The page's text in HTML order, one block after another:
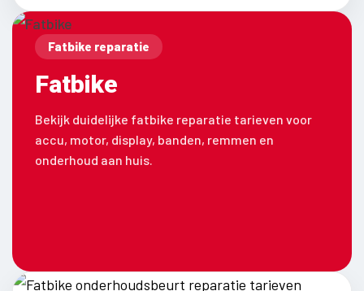
Fatbike reparatie
Fatbike
Bekijk duidelijke fatbike reparatie tarieven voor
accu, motor, display, banden, remmen en
onderhoud aan huis.